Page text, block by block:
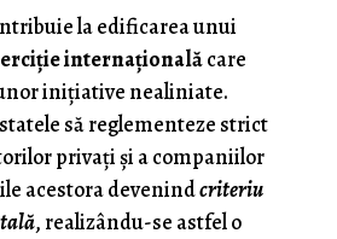
la edificarea unui
internaţionalăcare
iniţiative nealiniate.
să reglementeze strict
privaţi şi a companiilor
acestora devenindcriteriu
, realizându-se astfel o